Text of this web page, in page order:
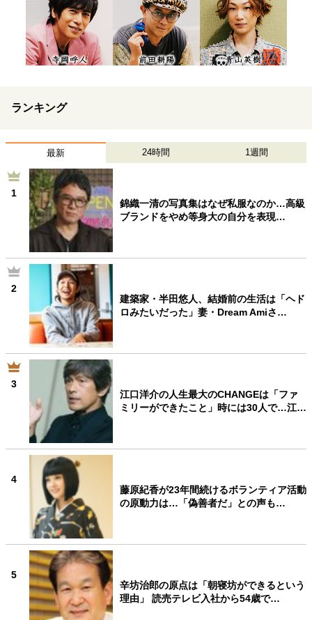
ランキング
最新 24時間 1週間
1
錦織一清の写真集はなぜ私服なのか…高級
ブランドをやめ等身大の自分を表現…
2
建築家・半田悠人、結婚前の生活は「ヘド
ロみたいだった」妻・Dream Amiさ…
3
江口洋介の人生最大のCHANGEは「ファ
ミリーができたこと」時には30人で…江…
4
藤原紀香が23年間続けるボランティア活動
の原動力は…「偽善者だ」との声も…
5
辛坊治郎の原点は「朝寝坊ができるという
理由」 読売テレビ入社から54歳で…